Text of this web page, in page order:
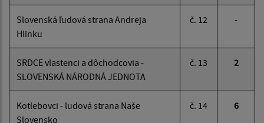
Slovenská ľudová strana Andreja
Hlinku
č. 12 -
SRDCE vlastenci a dôchodcovia -
SLOVENSKÁ NÁRODNÁ JEDNOTA
č. 13 2
Kotlebovci - ludová strana Naše
Slovensko
č. 14 6